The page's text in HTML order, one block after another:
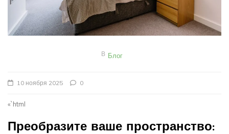
В Блог
10 ноября 2025 0
«`html
Преобразите ваше пространство: